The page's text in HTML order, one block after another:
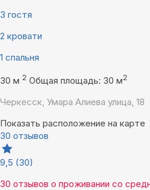
3 гостя
2 кровати
1 спальня
30 м 2 Общая площадь: 30 м2
Черкесск, Умара Алиева улица, 18
Показать расположение на карте
30 отзывов
9,5 (30)
30 отзывов о проживании со